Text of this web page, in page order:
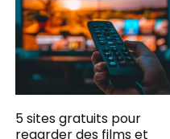
5 sites gratuits pour
regarder des films et